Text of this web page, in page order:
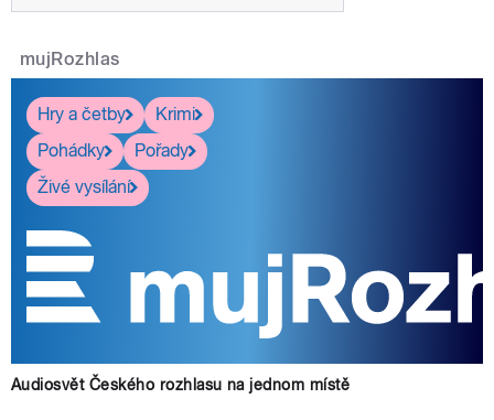
mujRozhlas
Hry a četby
Krimi
Pohádky
Pořady
Živé vysílání
Audiosvět Českého rozhlasu na jednom místě